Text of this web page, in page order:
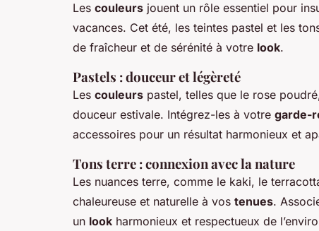
Les couleurs jouent un rôle essentiel pour
vacances. Cet été, les teintes pastel et les
de fraîcheur et de sérénité à votre look.
Pastels : douceur et légèreté
Les couleurs pastel, telles que le rose
douceur estivale. Intégrez-les à votre garde-
accessoires pour un résultat harmonieux et
Tons terre : connexion avec la nature
Les nuances terre, comme le kaki, le
chaleureuse et naturelle à vos tenues.
un look harmonieux et respectueux de